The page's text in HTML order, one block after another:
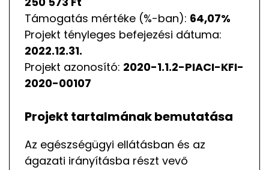
Támogatás mértéke (%-ban): 64,07%
Projekt tényleges befejezési dátuma:
2022.12.31.
Projekt azonosító: 2020-1.1.2-PIACI-KFI-
2020-00107
Projekt tartalmának bemutatása
Az egészségügyi ellátásban és az
ágazati irányításba részt vevő